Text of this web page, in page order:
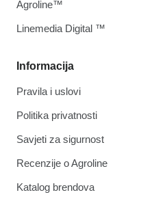
Informacija
Pravila i uslovi
Politika privatnosti
Savjeti za sigurnost
Recenzije o Agroline
Katalog brendova
Agroline™
Linemedia Digital ™